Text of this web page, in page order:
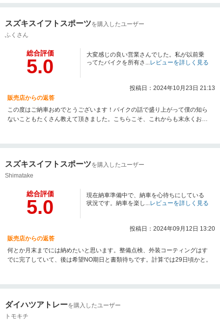
スズキスイフトスポーツを購入したユーザー
ふくさん
総合評価
5.0
大変感じの良い営業さんでした。私が以前乗
ってたバイクを所有さ...レビューを詳しく見る
投稿日：2024年10月23日 21:13
販売店からの返答
この度はご納車おめでとうございます！バイクの話で盛り上がって僕の知ら
ないこともたくさん教えて頂きました。こちらこそ、これからも末永くお付
スズキスイフトスポーツを購入したユーザー
Shimatake
総合評価
5.0
現在納車準備中で、納車を心待ちにしている
状況です。納車を楽し...レビューを詳しく見る
投稿日：2024年09月12日 13:20
販売店からの返答
何とか月末までには納めたいと思います。整備点検、外装コーティングはす
でに完了していて、後は希望NO期日と書類待ちです。計算では29日頃かと。
ダイハツアトレーを購入したユーザー
トモキチ